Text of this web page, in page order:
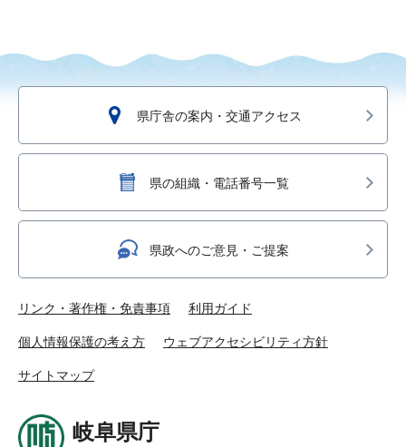
県庁舎の案内・交通アクセス
県の組織・電話番号一覧
県政へのご意見・ご提案
リンク・著作権・免責事項 利用ガイド
個人情報保護の考え方 ウェブアクセシビリティ方針
サイトマップ
岐阜県庁